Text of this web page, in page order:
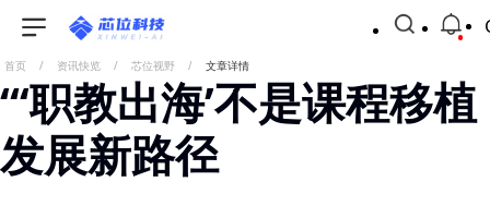
首页 / 资讯快览 / 芯位视野 / 文章详情
“‘职教出海’不是课程移
发展新路径